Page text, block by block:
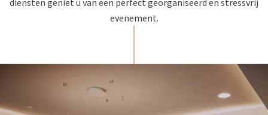
diensten geniet u van een perfect georganiseerd en stressvrij
evenement.